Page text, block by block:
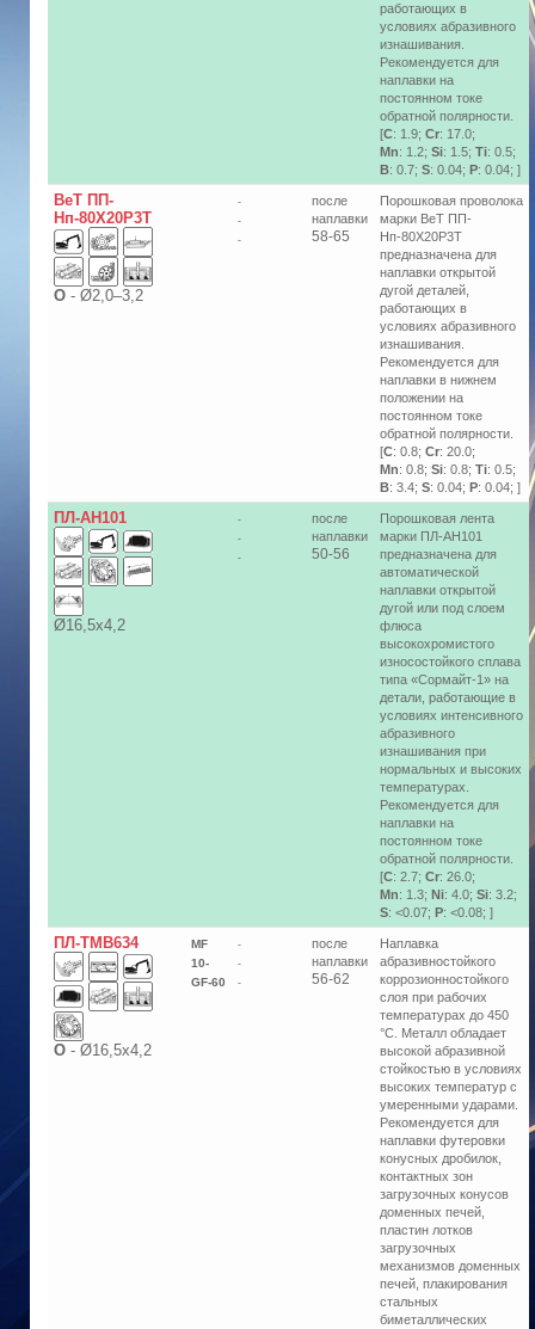
работающих в
условиях абразивного
изнашивания.
Рекомендуется для
наплавки на
постоянном токе
обратной полярности.
[C: 1.9; Cr: 17.0;
Mn: 1.2; Si: 1.5; Ti: 0.5;
B: 0.7; S: 0.04; P: 0.04; ]
ВеТ ПП-
Нп-80Х20Р3Т
О - Ø2,0–3,2
-
-
-
после
наплавки
58-65
Порошковая проволока
марки ВеТ ПП-
Нп-80Х20Р3Т
предназначена для
наплавки открытой
дугой деталей,
работающих в
условиях абразивного
изнашивания.
Рекомендуется для
наплавки в нижнем
положении на
постоянном токе
обратной полярности.
[C: 0.8; Cr: 20.0;
Mn: 0.8; Si: 0.8; Ti: 0.5;
B: 3.4; S: 0.04; P: 0.04; ]
ПЛ-АН101
Ø16,5х4,2
-
-
-
после
наплавки
50-56
Порошковая лента
марки ПЛ-АН101
предназначена для
автоматической
наплавки открытой
дугой или под слоем
флюса
высокохромистого
износостойкого сплава
типа «Сормайт-1» на
детали, работающие в
условиях интенсивного
абразивного
изнашивания при
нормальных и высоких
температурах.
Рекомендуется для
наплавки на
постоянном токе
обратной полярности.
[C: 2.7; Cr: 26.0;
Mn: 1.3; Ni: 4.0; Si: 3.2;
S: <0.07; P: <0.08; ]
ПЛ-ТМВ634
О - Ø16,5х4,2
MF
10-
GF-60
-
-
-
после
наплавки
56-62
Наплавка
абразивностойкого
коррозионностойкого
слоя при рабочих
температурах до 450
°С. Металл обладает
высокой абразивной
стойкостью в условиях
высоких температур с
умеренными ударами.
Рекомендуется для
наплавки футеровки
конусных дробилок,
контактных зон
загрузочных конусов
доменных печей,
пластин лотков
загрузочных
механизмов доменных
печей, плакирования
стальных
биметаллических